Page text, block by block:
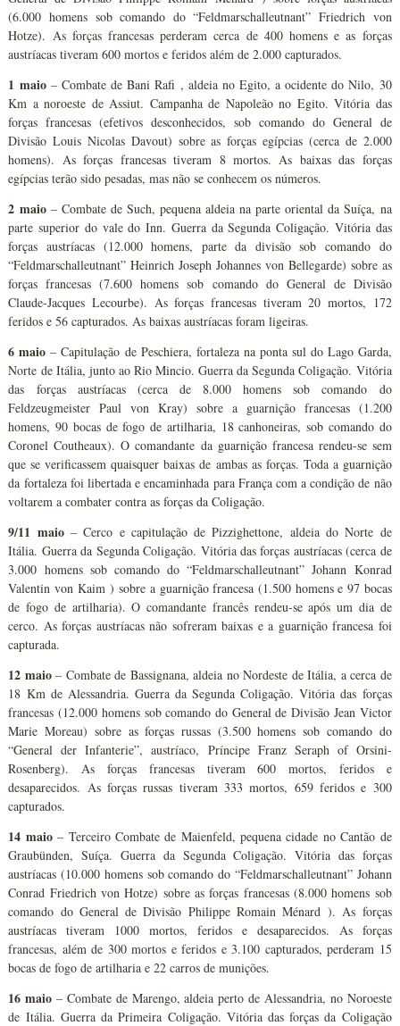
(6.000 homens sob comando do “Feldmarschalleutnant” Friedrich von
Hotze). As forças francesas perderam cerca de 400 homens e as forças
austríacas tiveram 600 mortos e feridos além de 2.000 capturados.
1 maio– Combate de Bani Rafi , aldeia no Egito, a ocidente do Nilo, 30
Km a noroeste de Assiut. Campanha de Napoleão no Egito. Vitória das
forças francesas (efetivos desconhecidos, sob comando do General de
Divisão Louis Nicolas Davout) sobre as forças egípcias (cerca de 2.000
homens). As forças francesas tiveram 8 mortos. As baixas das forças
egípcias terão sido pesadas, mas não se conhecem os números.
2 maio– Combate de Such, pequena aldeia na parte oriental da Suíça, na
parte superior do vale do Inn. Guerra da Segunda Coligação. Vitória das
forças austríacas (12.000 homens, parte da divisão sob comando do
“Feldmarschalleutnant” Heinrich Joseph Johannes von Bellegarde) sobre as
forças francesas (7.600 homens sob comando do General de Divisão
Claude-Jacques Lecourbe). As forças francesas tiveram 20 mortos, 172
feridos e 56 capturados. As baixas austríacas foram ligeiras.
6 maio – Capitulação de Peschiera, fortaleza na ponta sul do Lago Garda,
Norte de Itália, junto ao Rio Mincio. Guerra da Segunda Coligação. Vitória
das forças austríacas (cerca de 8.000 homens sob comando do
Feldzeugmeister Paul von Kray) sobre a guarnição francesas (1.200
homens, 90 bocas de fogo de artilharia, 18 canhoneiras, sob comando do
Coronel Coutheaux). O comandante da guarnição francesa rendeu-se sem
que se verificassem quaisquer baixas de ambas as forças. Toda a guarnição
da fortaleza foi libertada e encaminhada para França com a condição de não
voltarem a combater contra as forças da Coligação.
9/11 maio– Cerco e capitulação de Pizzighettone, aldeia do Norte de
Itália. Guerra da Segunda Coligação. Vitória das forças austríacas (cerca de
3.000 homens sob comando do “Feldmarschalleutnant” Johann Konrad
Valentin von Kaim ) sobre a guarnição francesa (1.500 homens e 97 bocas
de fogo de artilharia). O comandante francês rendeu-se após um dia de
cerco. As forças austríacas não sofreram baixas e a guarnição francesa foi
capturada.
12 maio– Combate de Bassignana, aldeia no Nordeste de Itália, a cerca de
18 Km de Alessandria. Guerra da Segunda Coligação. Vitória das forças
francesas (12.000 homens sob comando do General de Divisão Jean Victor
Marie Moreau) sobre as forças russas (3.500 homens sob comando do
“General der Infanterie”, austríaco, Príncipe Franz Seraph of Orsini-
Rosenberg). As forças francesas tiveram 600 mortos, feridos e
desaparecidos. As forças russas tiveram 333 mortos, 659 feridos e 300
capturados.
14 maio– Terceiro Combate de Maienfeld, pequena cidade no Cantão de
Graubünden, Suíça. Guerra da Segunda Coligação. Vitória das forças
austríacas (10.000 homens sob comando do “Feldmarschalleutnant” Johann
Conrad Friedrich von Hotze) sobre as forças francesas (8.000 homens sob
comando do General de Divisão Philippe Romain Ménard ). As forças
austríacas tiveram 1000 mortos, feridos e desaparecidos. As forças
francesas, além de 300 mortos e feridos e 3.100 capturados, perderam 15
bocas de fogo de artilharia e 22 carros de munições.
16 maio – Combate de Marengo, aldeia perto de Alessandria, no Noroeste
de Itália. Guerra da Primeira Coligação. Vitória das forças da Coligação